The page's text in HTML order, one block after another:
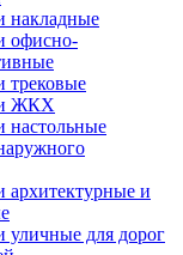
накладные
офисно-
трековые
ЖКХ
настольные
архитектурные и
уличные для дорог